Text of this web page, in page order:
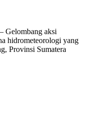
Gelombang aksi
hidrometeorologi yang
Provinsi Sumatera